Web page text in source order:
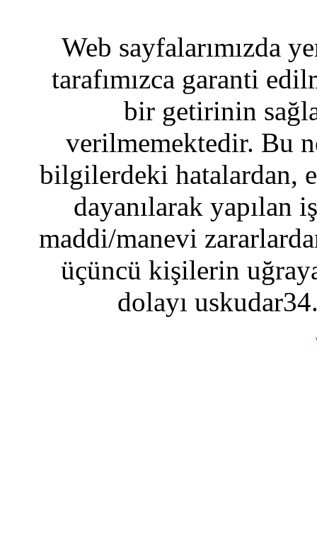
Web sayfalarımızda
tarafımızca garanti
bir getirinin
verilmemektedir. Bu
bilgilerdeki hatalardan,
dayanılarak yapılan
maddi/manevi
üçüncü kişilerin
dolayı